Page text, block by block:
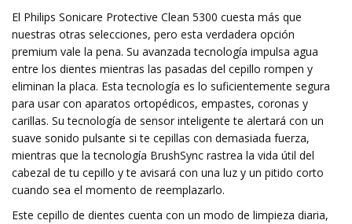
El Philips Sonicare Protective Clean 5300 cuesta más que
nuestras otras selecciones, pero esta verdadera opción
premium vale la pena. Su avanzada tecnología impulsa agua
entre los dientes mientras las pasadas del cepillo rompen y
eliminan la placa. Esta tecnología es lo suficientemente segura
para usar con aparatos ortopédicos, empastes, coronas y
carillas. Su tecnología de sensor inteligente te alertará con un
suave sonido pulsante si te cepillas con demasiada fuerza,
mientras que la tecnología BrushSync rastrea la vida útil del
cabezal de tu cepillo y te avisará con una luz y un pitido corto
cuando sea el momento de reemplazarlo.
Este cepillo de dientes cuenta con un modo de limpieza diaria,